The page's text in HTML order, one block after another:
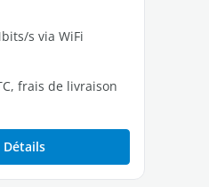
s via WiFi
libres
frais de livraison
Détails